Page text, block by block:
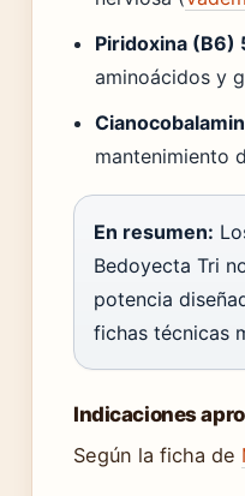
Piridoxina (B6)
aminoácidos y
mantenimiento
En resumen:
Bedoyecta Tri
potencia
fichas técnicas
Indicaciones
Según la ficha de